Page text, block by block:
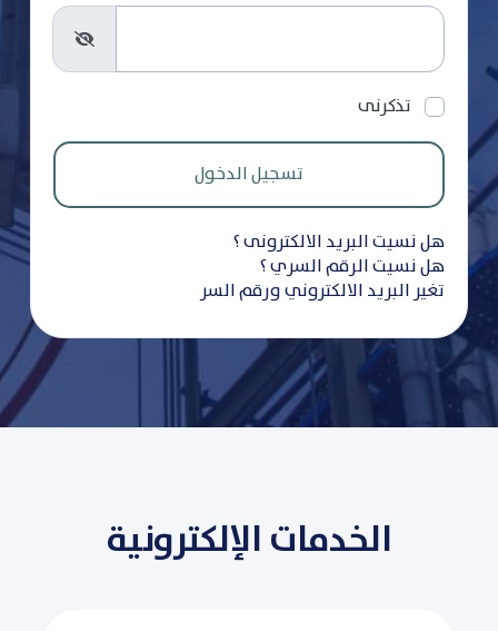
تذكرنى
هل نسيت البريد الالكترونى ؟
هل نسيت الرقم السري ؟
تغير البريد الالكتروني ورقم السر
الخدمات الإلكترونية